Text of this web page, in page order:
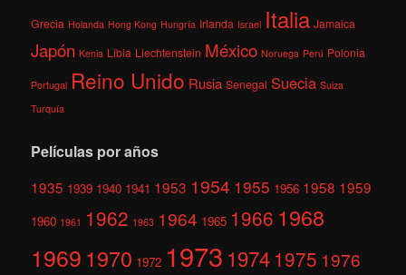
Grecia Holanda Hong Kong Hungría Irlanda Israel Italia Jamaica
Japón Kenia Libia Liechtenstein México Noruega Perú Polonia
Portugal Reino Unido Rusia Senegal Suecia Suiza
Turquía
Películas por años
1935 1939 1940 1941 1953 1954 1955 1956 1958 1959
1960 1961 1962 1963 1964 1965 1966 1968
1969 1970 1972 1973 1974 1975 1976